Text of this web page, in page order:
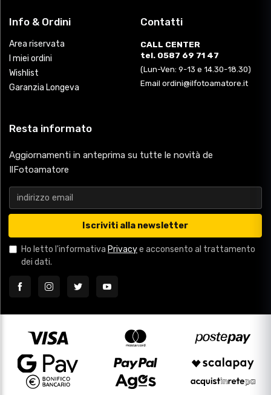
Info & Ordini
Area riservata
I miei ordini
Wishlist
Garanzia Longeva
Contatti
CALL CENTER
tel. 0587 69 71 47
(Lun-Ven: 9-13 e 14.30-18.30)
Email ordini@ilfotoamatore.it
Resta informato
Aggiornamenti in anteprima su tutte le novità de
IlFotoamatore
Iscriviti alla newsletter
Ho letto l'informativa Privacye acconsento al trattamento
dei dati.